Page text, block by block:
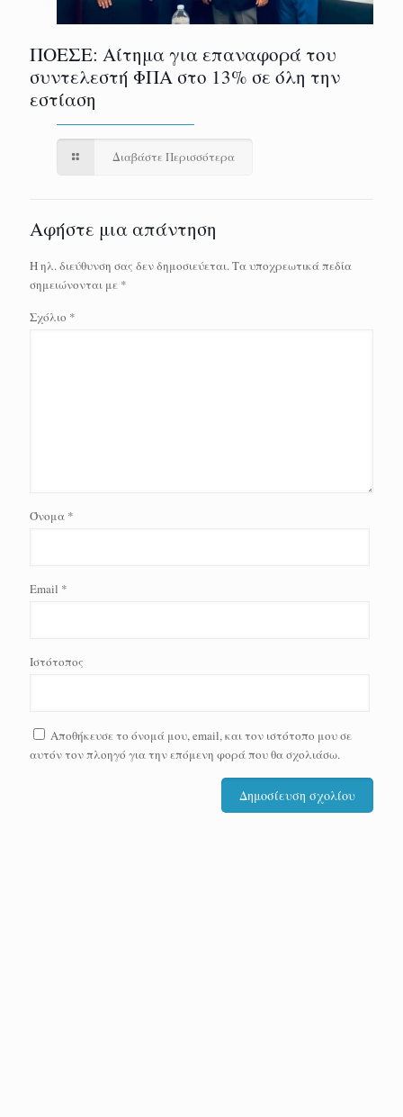
ΠΟΕΣΕ: Αίτημα για επαναφορά του
συντελεστή ΦΠΑ στο 13% σε όλη την
εστίαση
Διαβάστε Περισσότερα
Αφήστε μια απάντηση
Η ηλ. διεύθυνση σας δεν δημοσιεύεται. Τα υποχρεωτικά πεδία
σημειώνονται με *
Σχόλιο *
Όνομα *
Email *
Ιστότοπος
Αποθήκευσε το όνομά μου, email, και τον ιστότοπο μου σε
αυτόν τον πλοηγό για την επόμενη φορά που θα σχολιάσω.